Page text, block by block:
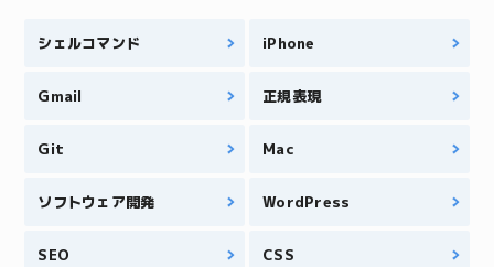
シェルコマンド iPhone
Gmail 正規表現
Git Mac
ソフトウェア開発 WordPress
SEO CSS